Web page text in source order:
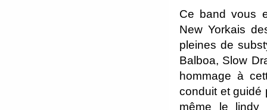
Ce band vous
New Yorkais
pleines de
Balboa, Slow
hommage à
conduit et guidé
même le lindy